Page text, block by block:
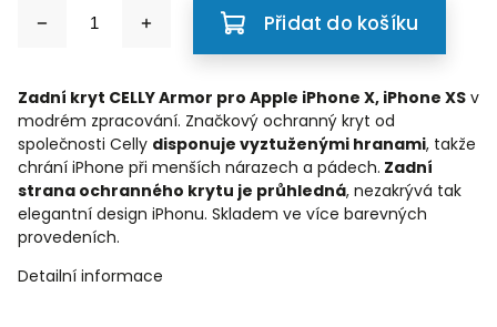
Přidat do košíku
Zadní kryt CELLY Armor pro Apple iPhone X, iPhone XS v
modrém zpracování. Značkový ochranný kryt od
společnosti Celly disponuje vyztuženými hranami, takže
chrání iPhone při menších nárazech a pádech. Zadní
strana ochranného krytu je průhledná, nezakrývá tak
elegantní design iPhonu. Skladem ve více barevných
provedeních.
Detailní informace